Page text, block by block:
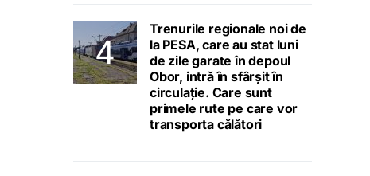
Trenurile regionale noi de
la PESA, care au stat luni
de zile garate în depoul
Obor, intră în sfârșit în
circulație. Care sunt
primele rute pe care vor
transporta călători